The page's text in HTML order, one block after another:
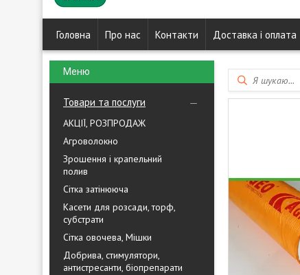
Головна Про нас Контакти Доставка і оплата
Товари та послуги
АКЦІЇ, РОЗПРОДАЖ
Агроволокно
Зрошення і крапельний
полив
Сітка затінююча
Касети для розсади, торф,
субстрати
Сітка овочева, Мішки
Добрива, стимулятори,
антистресанти, біопрепарати